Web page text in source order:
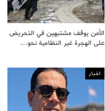
الأمن يوقف مشتبهين في التحريض
على الهجرة غير النظامية نحو…
اخبار